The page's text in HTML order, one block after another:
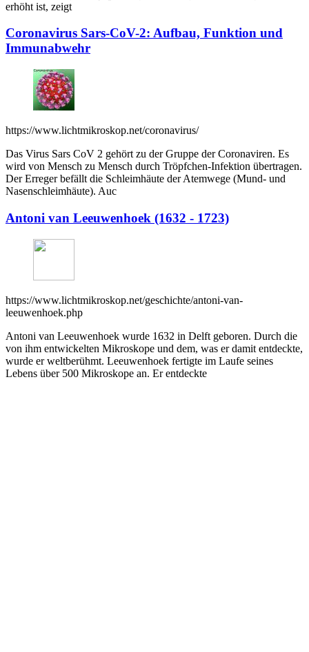
erhöht ist, zeigt
Coronavirus Sars-CoV-2: Aufbau, Funktion und
Immunabwehr
https://www.lichtmikroskop.net/coronavirus/
Das Virus Sars CoV 2 gehört zu der Gruppe der Coronaviren. Es
wird von Mensch zu Mensch durch Tröpfchen-Infektion übertragen.
Der Erreger befällt die Schleimhäute der Atemwege (Mund- und
Nasenschleimhäute). Auc
Antoni van Leeuwenhoek (1632 - 1723)
https://www.lichtmikroskop.net/geschichte/antoni-van-
leeuwenhoek.php
Antoni van Leeuwenhoek wurde 1632 in Delft geboren. Durch die
von ihm entwickelten Mikroskope und dem, was er damit entdeckte,
wurde er weltberühmt. Leeuwenhoek fertigte im Laufe seines
Lebens über 500 Mikroskope an. Er entdeckte